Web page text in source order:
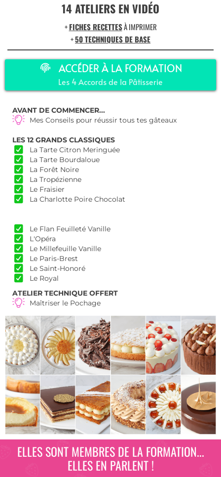
14 ATELIERS EN VIDÉO
+FICHES RECETTESÀ IMPRIMER
+50 TECHNIQUES DE BASE
ACCÉDER À LA FORMATION
Les 4 Accords de la Pâtisserie
AVANT DE COMMENCER...
Mes Conseils pour réussir tous tes gâteaux
LES 12 GRANDS CLASSIQUES
La Tarte Citron Meringuée
La Tarte Bourdaloue
La Forêt Noire
La Tropézienne
Le Fraisier
La Charlotte Poire Chocolat
Le Flan Feuilleté Vanille
L'Opéra
Le Millefeuille Vanille
Le Paris-Brest
Le Saint-Honoré
Le Royal
ATELIER TECHNIQUE OFFERT
Maîtriser le Pochage
ELLES SONT MEMBRES DE LA FORMATION...
ELLES EN PARLENT !